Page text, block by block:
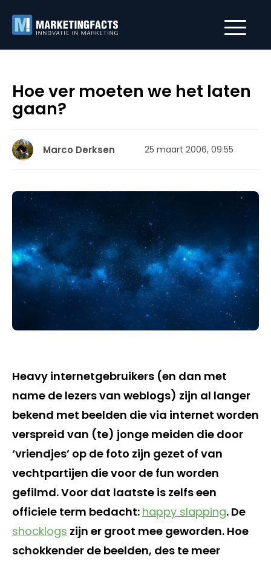
Hoe ver moeten we het laten
gaan?
Marco Derksen 25 maart 2006, 09:55
Heavy internetgebruikers (en dan met
name de lezers van weblogs) zijn al langer
bekend met beelden die via internet worden
verspreid van (te) jonge meiden die door
‘vriendjes’ op de foto zijn gezet of van
vechtpartijen die voor de fun worden
gefilmd. Voor dat laatste is zelfs een
officiele term bedacht: happy slapping. De
shocklogs zijn er groot mee geworden. Hoe
schokkender de beelden, des te meer